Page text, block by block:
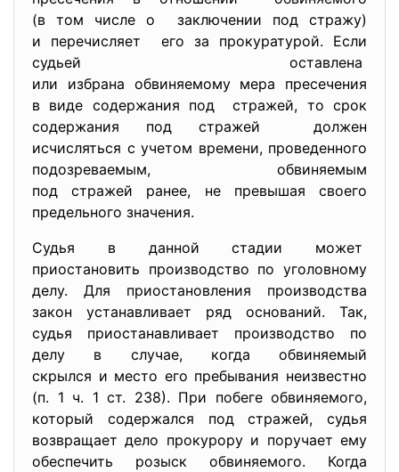
(в том числе о заключении под стражу)
и перечисляет его за прокуратурой. Если
судьей оставлена
или избрана обвиняемому мера пресечения
в виде содержания под стражей, то срок
содержания под стражей должен
исчисляться с учетом времени, проведенного
подозреваемым, обвиняемым
под стражей ранее, не превышая своего
предельного значения.
Судья в данной стадии может
приостановить производство по уголовному
делу. Для приостановления производства
закон устанавливает ряд оснований. Так,
судья приостанавливает производство по
делу в случае, когда обвиняемый
скрылся и место его пребывания неизвестно
(п. 1 ч. 1 ст. 238). При побеге обвиняемого,
который содержался под стражей, судья
возвращает дело прокурору и поручает ему
обеспечить розыск обвиняемого. Когда